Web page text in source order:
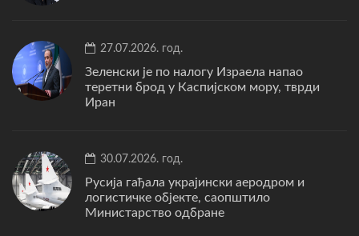
27.07.2026. год.
Зеленски је по налогу Израела напао
теретни брод у Каспијском мору, тврди
Иран
30.07.2026. год.
Русија гађала украјински аеродром и
логистичке објекте, саопштило
Министарство одбране